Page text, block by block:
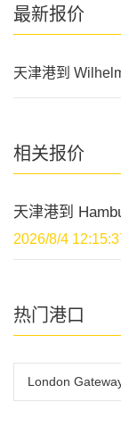
最新报价
天津港到
相关报价
天津港到
2026/8/4
热门港口
London